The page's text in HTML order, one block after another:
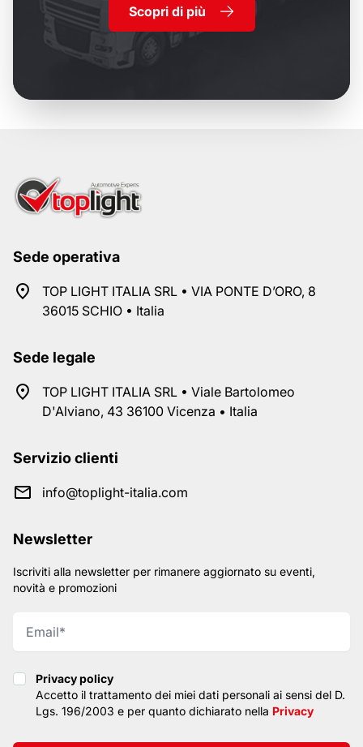
Scopri di più
Sede operativa
TOP LIGHT ITALIA SRL • VIA PONTE D’ORO, 8
36015 SCHIO • Italia
Sede legale
TOP LIGHT ITALIA SRL • Viale Bartolomeo
D'Alviano, 43 36100 Vicenza • Italia
Servizio clienti
info@toplight-italia.com
Newsletter
Iscriviti alla newsletter per rimanere aggiornato su eventi,
novità e promozioni
Privacy policy
Privacy policy
Accetto il trattamento dei miei dati personali ai sensi del D.
Lgs. 196/2003 e per quanto dichiarato nella Privacy